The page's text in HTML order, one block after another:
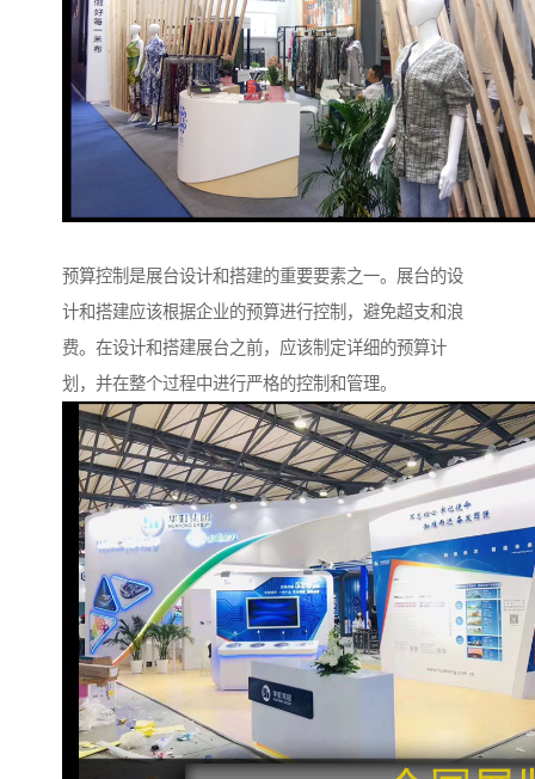
预算控制是展台设计和搭建的重要要素之一。展台的设
计和搭建应该根据企业的预算进行控制，避免超支和浪
费。在设计和搭建展台之前，应该制定详细的预算计
划，并在整个过程中进行严格的控制和管理。